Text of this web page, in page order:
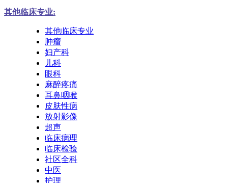
其他临床专业:
其他临床专业
肿瘤
妇产科
儿科
眼科
麻醉疼痛
耳鼻咽喉
皮肤性病
放射影像
超声
临床病理
临床检验
社区全科
中医
护理